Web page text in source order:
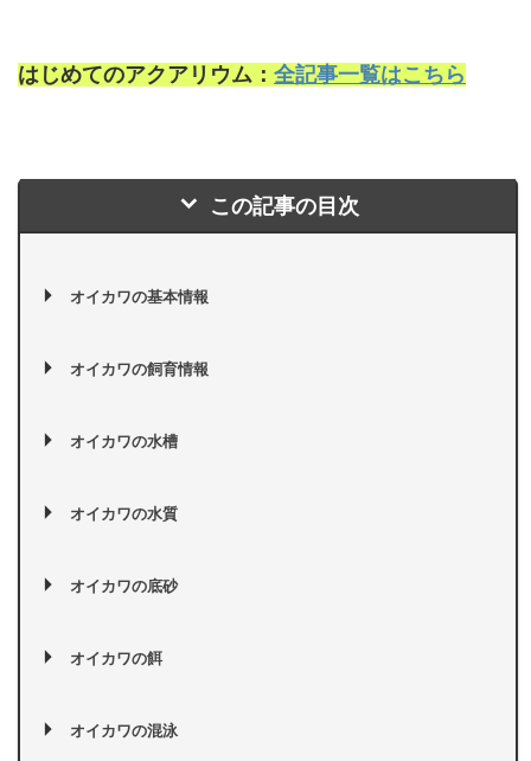
はじめてのアクアリウム： 全記事一覧はこちら
この記事の目次
オイカワの基本情報
オイカワの飼育情報
オイカワの水槽
オイカワの水質
オイカワの底砂
オイカワの餌
オイカワの混泳